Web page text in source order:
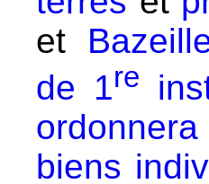
et
de 1re
biens